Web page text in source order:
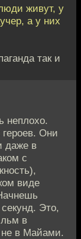
живут, у
а у них
так и
неплохо.
Они
даже в
с
виде
Это,
в
в Майами.